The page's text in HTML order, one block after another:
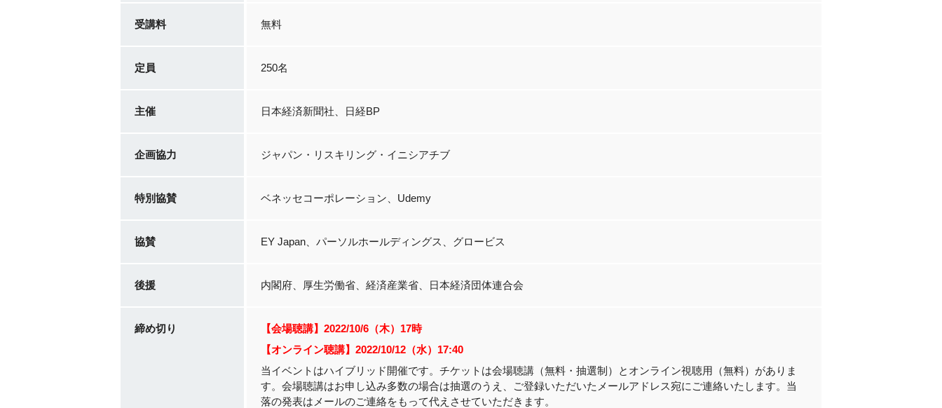
受講料 無料
定員 250名
主催 日本経済新聞社、日経BP
企画協力 ジャパン・リスキリング・イニシアチブ
特別協賛 ベネッセコーポレーション、Udemy
協賛 EY Japan、パーソルホールディングス、グロービス
後援 内閣府、厚生労働省、経済産業省、日本経済団体連合会
締め切り
【会場聴講】2022/10/6（木）17時
【オンライン聴講】2022/10/12（水）17:40
当イベントはハイブリッド開催です。チケットは会場聴講（無料・抽選制）とオンライン視聴用（無料）がありま
す。会場聴講はお申し込み多数の場合は抽選のうえ、ご登録いただいたメールアドレス宛にご連絡いたします。当
落の発表はメールのご連絡をもって代えさせていただきます。